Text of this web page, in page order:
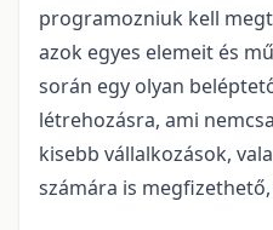
programozniuk kell
azok egyes elemeit és
során egy olyan
létrehozásra, ami
kisebb vállalkozások,
számára is